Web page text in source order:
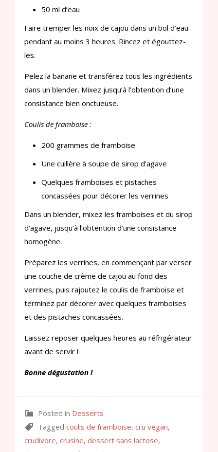
50 ml d’eau
Faire tremper les noix de cajou dans un bol d’eau
pendant au moins 3 heures. Rincez et égouttez-
les.
Pelez la banane et transférez tous les ingrédients
dans un blender. Mixez jusqu’à l’obtention d’une
consistance bien onctueuse.
Coulis de framboise :
200 grammes de framboise
Une cuillère à soupe de sirop d’agave
Quelques framboises et pistaches
concassées pour décorer les verrines
Dans un blender, mixez les framboises et du sirop
d’agave, jusqu’à l’obtention d’une consistance
homogène.
Préparez les verrines, en commençant par verser
une couche de crème de cajou au fond des
verrines, puis rajoutez le coulis de framboise et
terminez par décorer avec quelques framboises
et des pistaches concassées.
Laissez reposer quelques heures au réfrigérateur
avant de servir !
Bonne dégustation !
Posted in Desserts
Tagged coulis de framboise, cru vegan,
crudivore, crusine, dessert sans lactose,